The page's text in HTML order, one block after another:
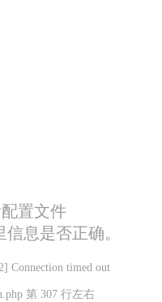
置文件
信息是否正确。
Connection timed out
第 307 行左右